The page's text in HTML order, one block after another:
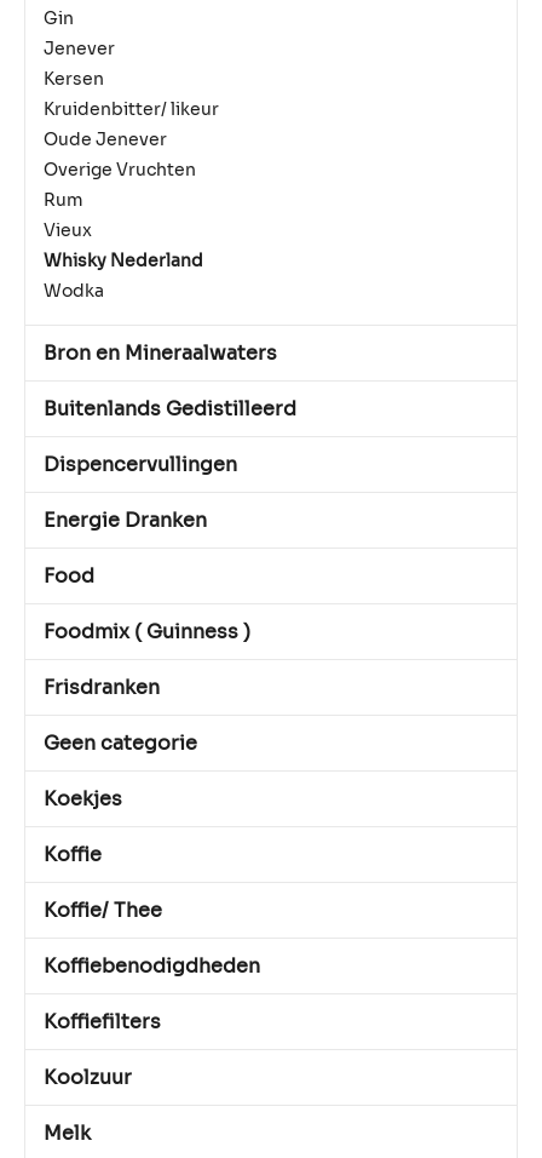
Gin
Jenever
Kersen
Kruidenbitter/ likeur
Oude Jenever
Overige Vruchten
Rum
Vieux
Whisky Nederland
Wodka
Bron en Mineraalwaters
Buitenlands Gedistilleerd
Dispencervullingen
Energie Dranken
Food
Foodmix ( Guinness )
Frisdranken
Geen categorie
Koekjes
Koffie
Koffie/ Thee
Koffiebenodigdheden
Koffiefilters
Koolzuur
Melk